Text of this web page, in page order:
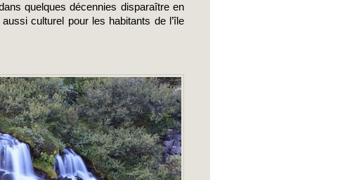
quelques décennies disparaître en
culturel pour les habitants de l’île